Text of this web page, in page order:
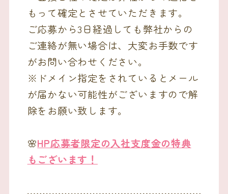
もって確定とさせていただきます。
ご応募から3日経過しても弊社からの
ご連絡が無い場合は、大変お手数です
がお問い合わせください。
※ドメイン指定をされているとメール
が届かない可能性がございますので解
除をお願い致します。
🌸HP応募者限定の入社支度金の特典
もございます！